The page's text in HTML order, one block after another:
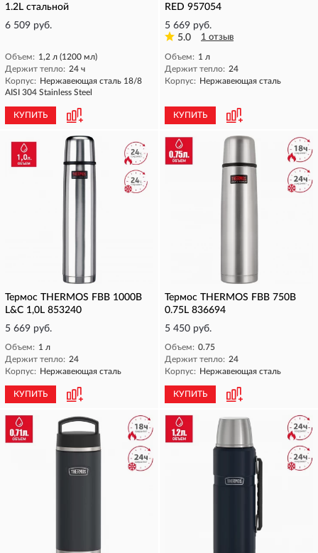
1.2L стальной
6 509 руб.
Объем: 1,2 л (1200 мл)
Держит тепло: 24 ч
Корпус: Нержавеющая сталь 18/8
AISI 304 Stainless Steel
КУПИТЬ
RED 957054
5 669 руб.
5.0
1 отзыв
Объем: 1 л
Держит тепло: 24
Корпус: Нержавеющая сталь
КУПИТЬ
Термос THERMOS FBB 1000B
L&C 1,0L 853240
5 669 руб.
Объем: 1 л
Держит тепло: 24
Корпус: Нержавеющая сталь
КУПИТЬ
Термос THERMOS FBB 750B
0.75L 836694
5 450 руб.
Объем: 0.75
Держит тепло: 24
Корпус: Нержавеющая сталь
КУПИТЬ